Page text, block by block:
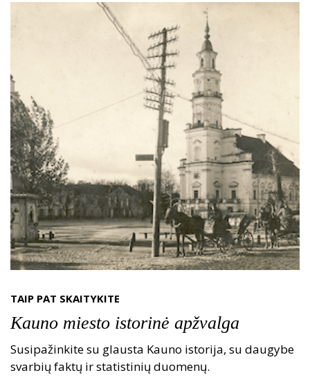
TAIP PAT SKAITYKITE
Kauno miesto istorinė apžvalga
Susipažinkite su glausta Kauno istorija, su daugybe
svarbių faktų ir statistinių duomenų.